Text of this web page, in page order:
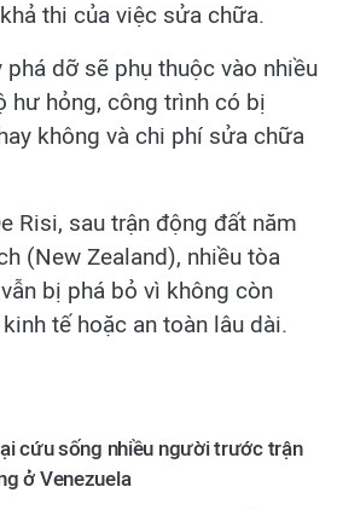
thi của việc sửa chữa.
dỡ sẽ phụ thuộc vào nhiều
hư hỏng, công trình có bị
không và chi phí sửa chữa
Risi, sau trận động đất năm
(New Zealand), nhiều tòa
bị phá bỏ vì không còn
tế hoặc an toàn lâu dài.
cứu sống nhiều người trước trận
ở Venezuela